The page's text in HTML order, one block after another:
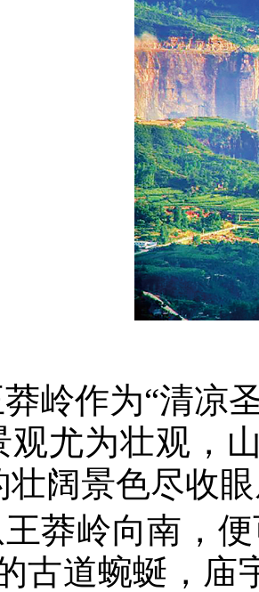
岭作为“清凉
观尤为壮观，
壮阔景色尽收
王莽岭向南，
古道蜿蜒，庙